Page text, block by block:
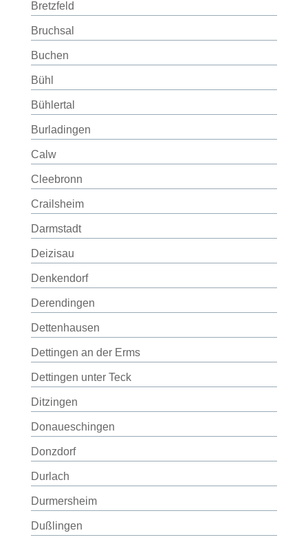
Bretzfeld
Bruchsal
Buchen
Bühl
Bühlertal
Burladingen
Calw
Cleebronn
Crailsheim
Darmstadt
Deizisau
Denkendorf
Derendingen
Dettenhausen
Dettingen an der Erms
Dettingen unter Teck
Ditzingen
Donaueschingen
Donzdorf
Durlach
Durmersheim
Dußlingen